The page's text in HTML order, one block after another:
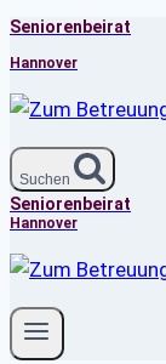
Zum
Inhalt
springen
Seniorenbeirat
Hannover
Suchen
Seniorenbeirat
Hannover